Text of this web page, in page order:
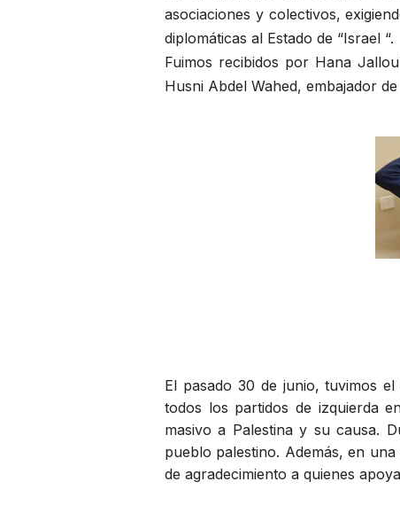
asociaciones y colectivos,
diplomáticas al Estado de “Israel “.
Fuimos recibidos por Hana
Husni Abdel Wahed, embajador
El pasado 30 de junio, tuvimos
todos los partidos de izquierda
masivo a Palestina y su causa.
pueblo palestino. Además, en
de agradecimiento a quienes